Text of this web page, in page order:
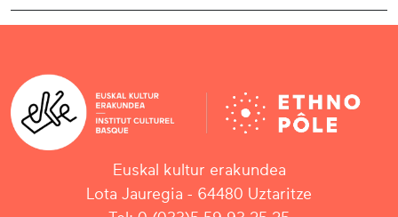
Euskal kultur erakundea
Lota Jauregia - 64480 Uztaritze